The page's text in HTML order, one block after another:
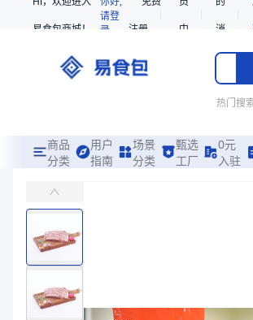
易食包商城！
请登
录
注册
中
消
息
热门搜索
商品
分类
用户
指南
场景
分类
甄选
工厂
0元
入驻
制袋后主要应用于牛肉、羊肉、猪肉、鸡肉、加工
产品卖点：热收缩性、耐穿刺性、透明性
应用场景：制袋后主要应用于牛肉、羊肉、猪肉
价格：￥0.79